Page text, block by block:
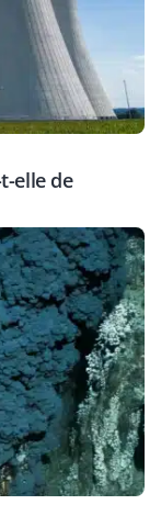
elle de